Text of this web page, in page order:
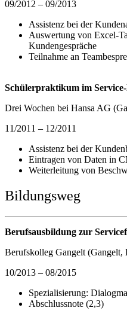
09/2012 – 09/2013
Assistenz bei der
Auswertung von Excel-
Kundengespräche
Teilnahme an
Schülerpraktikum im
Drei Wochen bei Hansa AG
11/2011 – 12/2011
Assistenz bei der
Eintragen von Daten in
Weiterleitung von
Bildungsweg
Berufsausbildung zur
Berufskolleg Gangelt (Gangelt,
10/2013 – 08/2015
Spezialisierung:
Abschlussnote (2,3)